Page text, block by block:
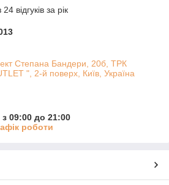
відгуків за рік
Степана Бандери, 20б, ТРК
", 2-й поверх, Київ, Україна
09:00 до 21:00
роботи